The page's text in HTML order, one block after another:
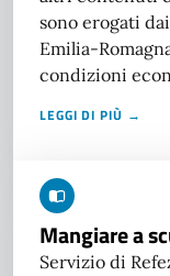
sono erogati
Emilia-
condizioni
LEGGI DI PIÙ →
Mangiare a
Servizio di